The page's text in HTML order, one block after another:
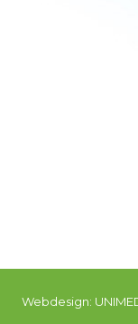
Webdesign: